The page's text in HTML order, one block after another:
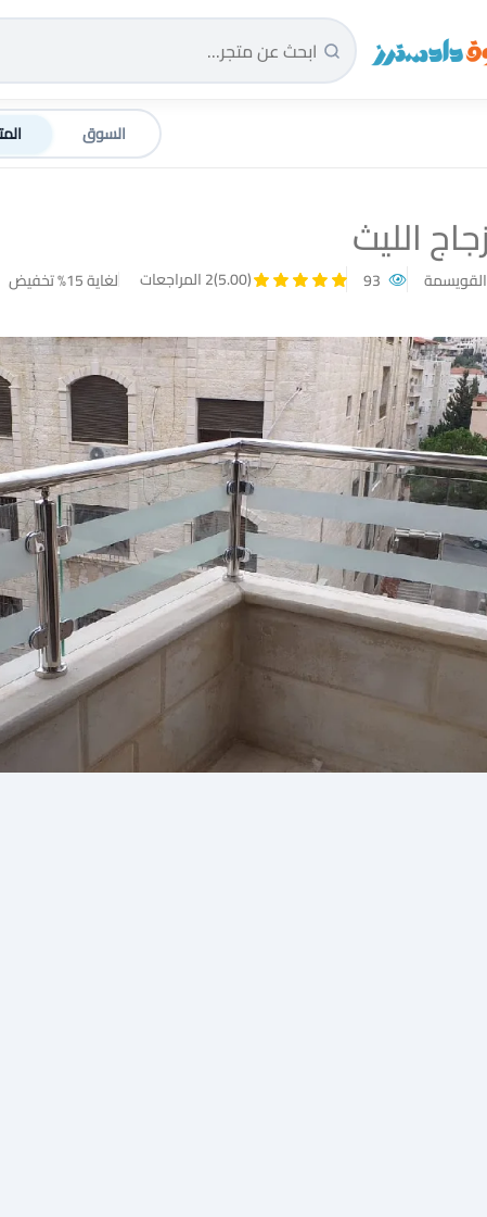
الرئيسية
السوق
الليث
القويسمة (5.00) 2 المراجعات لغاية 15% تخفيض